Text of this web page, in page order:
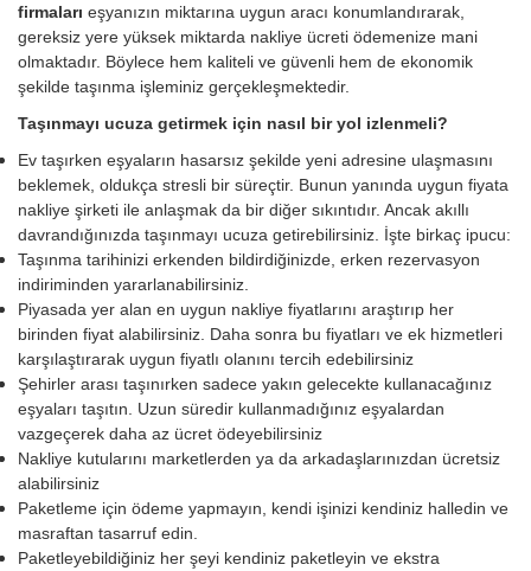
firmaları eşyanızın miktarına uygun aracı konumlandırarak,
gereksiz yere yüksek miktarda nakliye ücreti ödemenize mani
olmaktadır. Böylece hem kaliteli ve güvenli hem de ekonomik
şekilde taşınma işleminiz gerçekleşmektedir.
Taşınmayı ucuza getirmek için nasıl bir yol izlenmeli?
Ev taşırken eşyaların hasarsız şekilde yeni adresine ulaşmasını
beklemek, oldukça stresli bir süreçtir. Bunun yanında uygun fiyata
nakliye şirketi ile anlaşmak da bir diğer sıkıntıdır. Ancak akıllı
davrandığınızda taşınmayı ucuza getirebilirsiniz. İşte birkaç ipucu:
Taşınma tarihinizi erkenden bildirdiğinizde, erken rezervasyon
indiriminden yararlanabilirsiniz.
Piyasada yer alan en uygun nakliye fiyatlarını araştırıp her
birinden fiyat alabilirsiniz. Daha sonra bu fiyatları ve ek hizmetleri
karşılaştırarak uygun fiyatlı olanını tercih edebilirsiniz
Şehirler arası taşınırken sadece yakın gelecekte kullanacağınız
eşyaları taşıtın. Uzun süredir kullanmadığınız eşyalardan
vazgeçerek daha az ücret ödeyebilirsiniz
Nakliye kutularını marketlerden ya da arkadaşlarınızdan ücretsiz
alabilirsiniz
Paketleme için ödeme yapmayın, kendi işinizi kendiniz halledin ve
masraftan tasarruf edin.
Paketleyebildiğiniz her şeyi kendiniz paketleyin ve ekstra